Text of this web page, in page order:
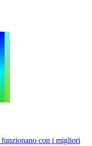
con i migliori